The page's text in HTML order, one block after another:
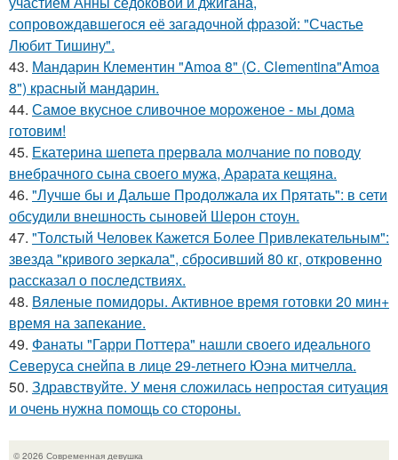
сопровождавшегося её загадочной фразой: "Счастье
Любит Тишину".
43. Мандарин Клементин "Amoa 8" (C. Clementina"Amoa
8") красный мандарин.
44. Самое вкусное сливочное мороженое - мы дома
готовим!
45. Екатерина шепета прервала молчание по поводу
внебрачного сына своего мужа, Арарата кещяна.
46. "Лучше бы и Дальше Продолжала их Прятать": в сети
обсудили внешность сыновей Шерон стоун.
47. "Толстый Человек Кажется Более Привлекательным":
звезда "кривого зеркала", сбросивший 80 кг, откровенно
рассказал о последствиях.
48. Вяленые помидоры. Активное время готовки 20 мин+
время на запекание.
49. Фанаты "Гарри Поттера" нашли своего идеального
Северуса снейпа в лице 29-летнего Юэна митчелла.
50. Здравствуйте. У меня сложилась непростая ситуация
и очень нужна помощь со стороны.
© 2026 Современная девушка